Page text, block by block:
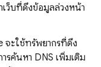
เว็บที่ดึงข้อมูลล่วงหน้า
จะใช้ทรัพยากรที่ดึง
รค้นหา DNS เพิ่มเติม